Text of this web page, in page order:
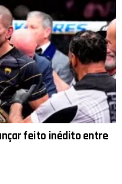
feito inédito entre